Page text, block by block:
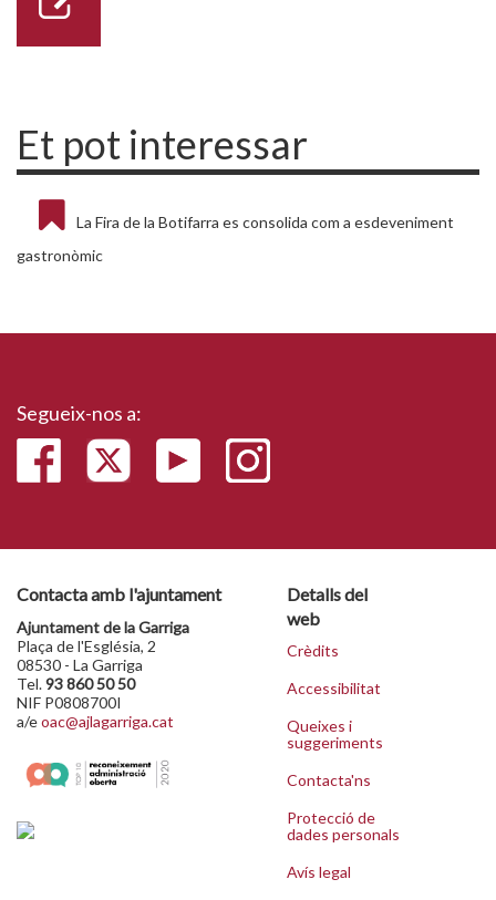
Et pot interessar
La Fira de la Botifarra es consolida com a esdeveniment
gastronòmic
Segueix-nos a:
Contacta amb l'ajuntament
Ajuntament de la Garriga
Plaça de l'Església, 2
08530 - La Garriga
Tel.93 860 50 50
NIF P0808700I
a/eoac@ajlagarriga.cat
Detalls del
web
Crèdits
Accessibilitat
Queixes i
suggeriments
Contacta'ns
Protecció de
dades personals
Avís legal